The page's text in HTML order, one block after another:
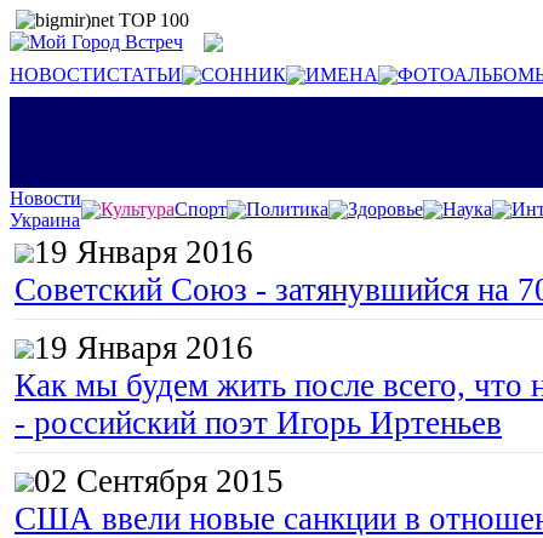
НОВОСТИСТАТЬИ СОННИК ИМЕНА
Новости
Украина
КультураСпорт Политика Здоровье Наука
19 Января 2016
Советский Союз - затянувшийся на
19 Января 2016
Как мы будем жить после всего, что
- российский поэт Игорь Иртеньев
02 Сентября 2015
США ввели новые санкции в